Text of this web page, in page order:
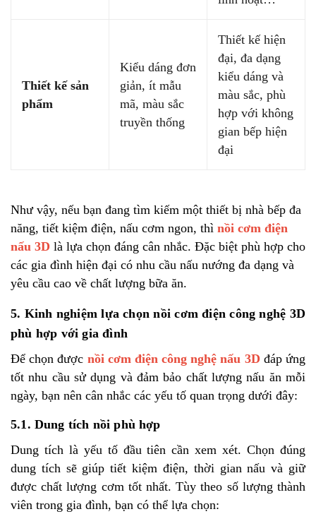
Thiết kế sản
phẩm
Kiểu dáng đơn
giản, ít mẫu
mã, màu sắc
truyền thống
Thiết kế hiện
đại, đa dạng
kiểu dáng và
màu sắc, phù
hợp với không
gian bếp hiện
đại
Như vậy, nếu bạn đang tìm kiếm một thiết bị nhà bếp đa
năng, tiết kiệm điện, nấu cơm ngon, thì nồi cơm điện
nấu 3D là lựa chọn đáng cân nhắc. Đặc biệt phù hợp cho
các gia đình hiện đại có nhu cầu nấu nướng đa dạng và
yêu cầu cao về chất lượng bữa ăn.
5. Kinh nghiệm lựa chọn nồi cơm điện công nghệ 3D
phù hợp với gia đình
Để chọn được nồi cơm điện công nghệ nấu 3D đáp ứng
tốt nhu cầu sử dụng và đảm bảo chất lượng nấu ăn mỗi
ngày, bạn nên cân nhắc các yếu tố quan trọng dưới đây:
5.1. Dung tích nồi phù hợp
Dung tích là yếu tố đầu tiên cần xem xét. Chọn đúng
dung tích sẽ giúp tiết kiệm điện, thời gian nấu và giữ
được chất lượng cơm tốt nhất. Tùy theo số lượng thành
viên trong gia đình, bạn có thể lựa chọn: